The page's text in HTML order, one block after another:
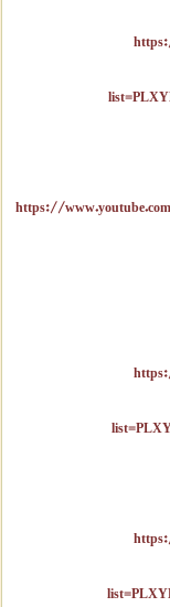
https://